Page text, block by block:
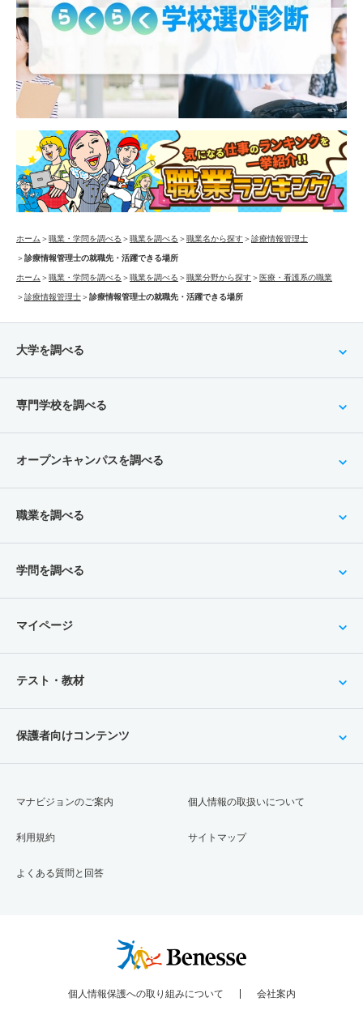
ホーム ＞職業・学問を調べる ＞職業を調べる ＞職業名から探す＞診療情報管理士
＞診療情報管理士の就職先・活躍できる場所
ホーム ＞職業・学問を調べる ＞職業を調べる ＞職業分野から探す＞ 医療・看護系の職業
＞診療情報管理士＞診療情報管理士の就職先・活躍できる場所
大学を調べる
専門学校を調べる
オープンキャンパスを調べる
職業を調べる
学問を調べる
マイページ
テスト・教材
保護者向けコンテンツ
マナビジョンのご案内
利用規約
よくある質問と回答
個人情報の取扱いについて
サイトマップ
個人情報保護への取り組みについて 会社案内